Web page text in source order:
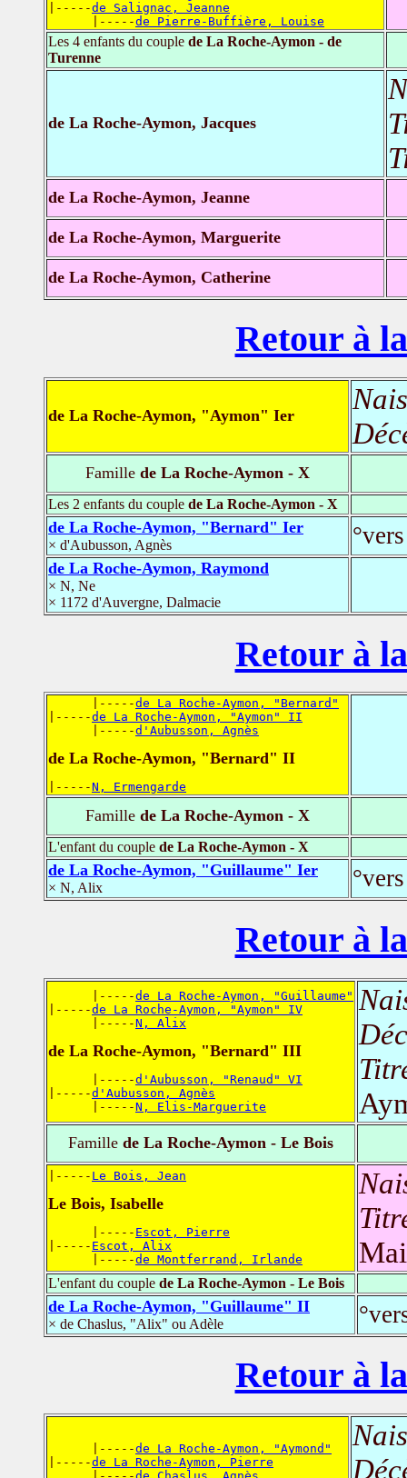
|-----de Salignac, Jeanne
      |-----
de Pierre-Buffière, Louise
Les 4 enfants du couple de La Roche-Aymon - de
Turenne
de La Roche-Aymon, Jacques
de La Roche-Aymon, Jeanne
de La Roche-Aymon, Marguerite
de La Roche-Aymon, Catherine
Retour à
de La Roche-Aymon, "Aymon" Ier
Famille de La Roche-Aymon - X
Les 2 enfants du couple de La Roche-Aymon - X
de La Roche-Aymon, "Bernard" Ier
× d'Aubusson, Agnès
de La Roche-Aymon, Raymond
× N, Ne
× 1172 d'Auvergne, Dalmacie
Retour à
      |-----
de La Roche-Aymon, "Bernard"
|-----de La Roche-Aymon, "Aymon" II
      |-----
d'Aubusson, Agnès
de La Roche-Aymon, "Bernard" II
|-----N, Ermengarde
Famille de La Roche-Aymon - X
L'enfant du couple de La Roche-Aymon - X
de La Roche-Aymon, "Guillaume" Ier
× N, Alix
Retour à
      |-----
de La Roche-Aymon, "Guillaume"
|-----de La Roche-Aymon, "Aymon" IV
      |-----
N, Alix
de La Roche-Aymon, "Bernard" III
      |-----
d'Aubusson, "Renaud" VI
|-----d'Aubusson, Agnès
      |-----
N, Elis-Marguerite
Famille de La Roche-Aymon - Le Bois
|----- Le Bois, Jean
Le Bois, Isabelle
      |-----
Escot, Pierre
|----- Escot, Alix
      |-----
de Montferrand, Irlande
L'enfant du couple de La Roche-Aymon - Le Bois
de La Roche-Aymon, "Guillaume" II
× de Chaslus, "Alix" ou Adèle
Retour à
      |-----
de La Roche-Aymon, "Aymond"
|-----de La Roche-Aymon, Pierre